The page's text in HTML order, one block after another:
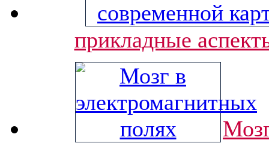
прикладные